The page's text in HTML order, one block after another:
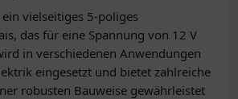
ein vielseitiges 5-poliges
das für eine Spannung von 12 V
in verschiedenen Anwendungen
eingesetzt und bietet zahlreiche
robusten Bauweise gewährleistet